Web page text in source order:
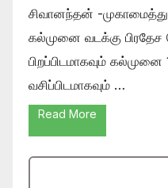
சிவானந்தன் -
கல்முனை வடக்கு
பிறப்பிடமாகவும்
வசிப்பிடமாகவும் …
Read More